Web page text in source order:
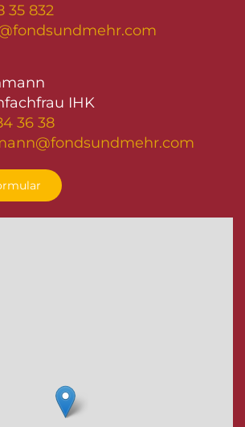
35 832
IHK
36 38